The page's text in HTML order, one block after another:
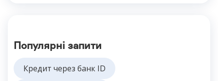
Популярні запити
Кредит через банк ID